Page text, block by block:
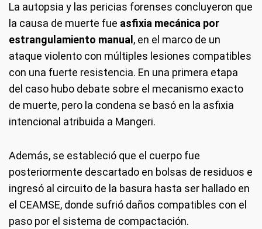
La autopsia y las pericias forenses concluyeron que
la causa de muerte fue asfixia mecánica por
estrangulamiento manual , en el marco de un
ataque violento con múltiples lesiones compatibles
con una fuerte resistencia. En una primera etapa
del caso hubo debate sobre el mecanismo exacto
de muerte, pero la condena se basó en la asfixia
intencional atribuida a Mangeri.
Además, se estableció que el cuerpo fue
posteriormente descartado en bolsas de residuos e
ingresó al circuito de la basura hasta ser hallado en
el CEAMSE, donde sufrió daños compatibles con el
paso por el sistema de compactación.